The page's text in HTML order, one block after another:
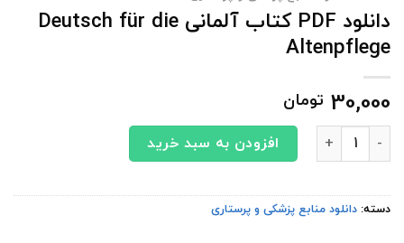
دانلود PDF کتاب آلمانی Deutsch für die
Altenpflege
30,000 تومان
دانلود PDF کتاب آلمانی Deutsch für die Altenpflege عدد افزودن به سبد خرید
دسته: دانلود منابع پزشکی و پرستاری